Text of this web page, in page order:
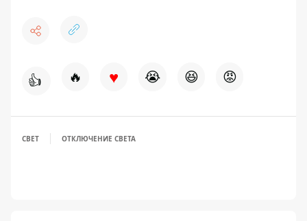
👍 🔥 ♥ 😭 😆 😡
СВЕТ ОТКЛЮЧЕНИЕ СВЕТА